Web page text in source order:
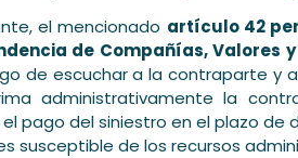
el mencionado artículo 42
de Compañías, Valores
de escuchar a la contraparte y
administrativamente la
pago del siniestro en el plazo de
susceptible de los recursos